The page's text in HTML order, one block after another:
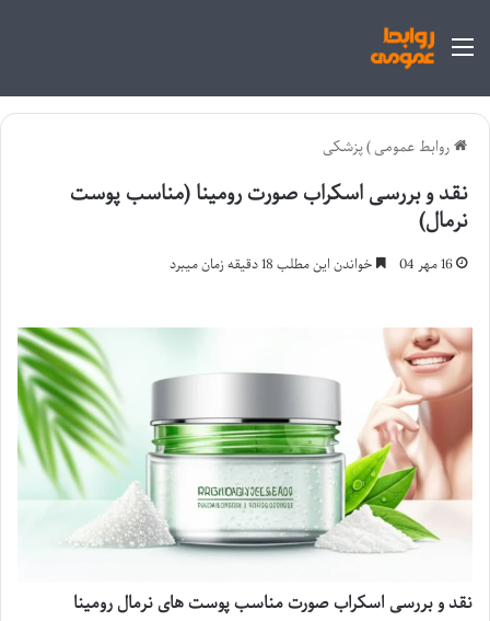
منو
روابط عمومی)پزشکی
نقد و بررسی اسکراب صورت رومینا (مناسب پوست
نرمال)
16 مهر 04 خواندن این مطلب 18 دقیقه زمان میبرد
نقد و بررسی اسکراب صورت مناسب پوست های نرمال رومینا